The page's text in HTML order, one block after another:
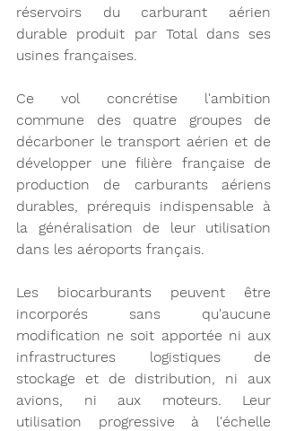
réservoirs du carburant aérien
durable produit par Total dans ses
usines françaises.
Ce vol concrétise l'ambition
commune des quatre groupes de
décarboner le transport aérien et de
développer une filière française de
production de carburants aériens
durables, prérequis indispensable à
la généralisation de leur utilisation
dans les aéroports français.
Les biocarburants peuvent être
incorporés sans qu'aucune
modification ne soit apportée ni aux
infrastructures logistiques de
stockage et de distribution, ni aux
avions, ni aux moteurs. Leur
utilisation progressive à l'échelle